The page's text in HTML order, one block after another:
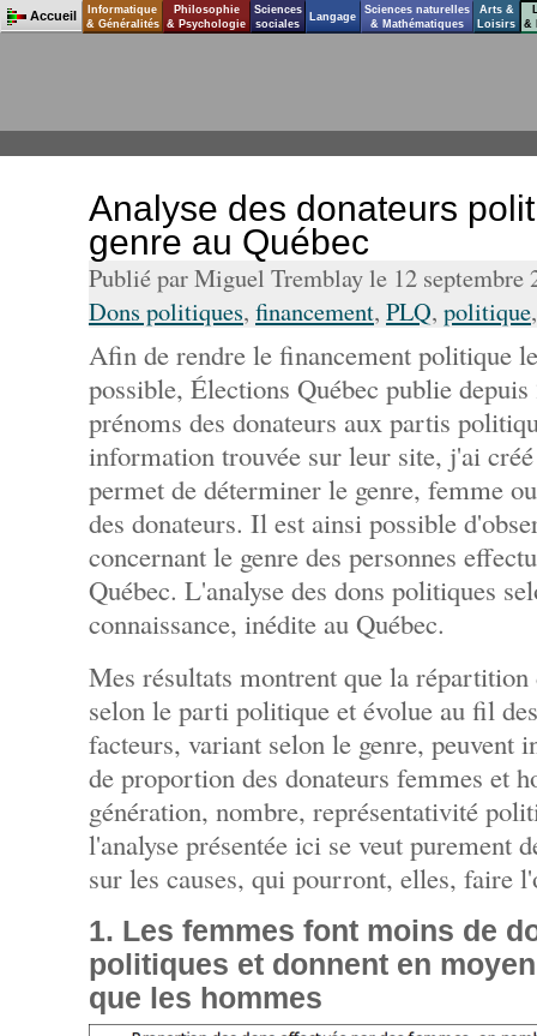
Analyse des donateurs
genre au Québec
Publié par Miguel Tremblay le 12 septembre
Dons politiques, financement, PLQ, politique
Afin de rendre le financement politique
possible, Élections Québec publie
prénoms des donateurs aux partis
information trouvée sur leur site, j'ai
permet de déterminer le genre, femme
des donateurs. Il est ainsi possible
concernant le genre des personnes
Québec. L'analyse des dons politiques
connaissance, inédite au Québec.
Mes résultats montrent que la répartition
selon le parti politique et évolue au fil
facteurs, variant selon le genre, peuvent
de proportion des donateurs femmes et
génération, nombre, représentativité
l'analyse présentée ici se veut purement
sur les causes, qui pourront, elles, faire
1. Les femmes font moins de
politiques et donnent en
que les hommes
Accueil
Informatique
& Généralités
Philosophie
& Psychologie
Sciences
sociales
Langage
Sciences naturelles
& Mathématiques
Arts &
Loisirs
&